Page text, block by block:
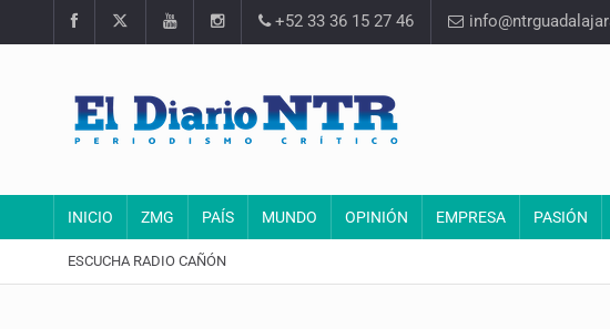
+52 33 36 15 27 46
INICIO ZMG PAÍS MUNDO OPINIÓN EMPRESA PASIÓN
ESCUCHA RADIO CAÑÓN